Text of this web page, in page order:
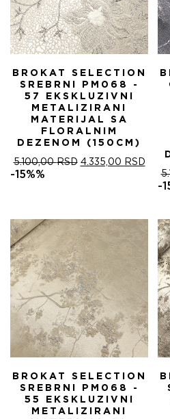
BROKAT SELECTION
SREBRNI PM068 -
57 EKSKLUZIVNI
METALIZIRANI
MATERIJAL SA
FLORALNIM
DEZENOM (150CM)
5.100,00RSD ОРИГИНАЛНА
4.335,00 RSD
ЦЕНА
-15%%
-
BROKAT SELECTION
SREBRNI PM068 -
55 EKSKLUZIVNI
METALIZIRANI